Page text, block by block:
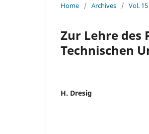
Home / Archives / Vol.
Zur Lehre des
Technischen
H. Dresig